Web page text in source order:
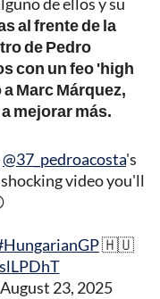
al frente de la
de Pedro
con un feo 'high
Marc Márquez,
mejorar más.
@37_pedroacosta's
video you'll
🇭🇺
August 23, 2025